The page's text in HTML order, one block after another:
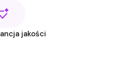
jakości